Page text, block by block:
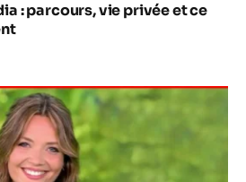
: parcours, vie privée et ce